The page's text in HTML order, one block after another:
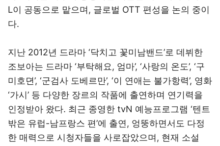
L이 공동으로 맡으며, 글로벌 OTT 편성을 논의 중이
다.
지난 2012년 드라마 ‘닥치고 꽃미남밴드’로 데뷔한
조보아는 드라마 ‘부탁해요, 엄마’, ‘사랑의 온도’, ‘구
미호뎐’, ‘군검사 도베르만’, ‘이 연애는 불가항력’, 영화
‘가시’ 등 다양한 장르의 작품에 출연하며 연기력을
인정받아 왔다. 최근 종영한 tvN 예능프로그램 ‘텐트
밖은 유럽-남프랑스 편’에 출연, 엉뚱하면서도 다정
한 매력으로 시청자들을 사로잡았으며, 현재 소설